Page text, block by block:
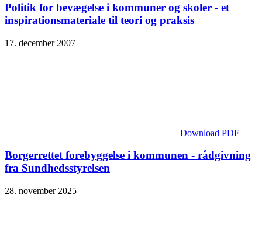
Politik for bevægelse i kommuner og skoler - et
inspirationsmateriale til teori og praksis
17. december 2007
Download PDF
Borgerrettet forebyggelse i kommunen - rådgivning
fra Sundhedsstyrelsen
28. november 2025